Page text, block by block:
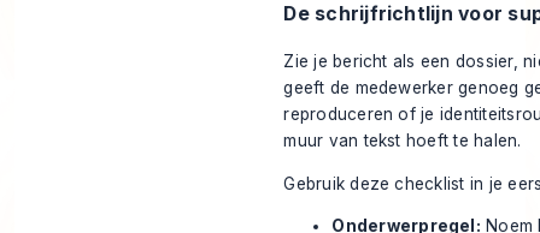
De schrijfrichtlijn voor
Zie je bericht als een dossier,
geeft de medewerker genoeg
reproduceren of je
muur van tekst hoeft te halen.
Gebruik deze checklist in je
Onderwerpregel: Noem